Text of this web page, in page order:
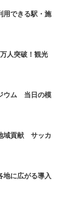
用できる駅・施
人突破！観光
ウム 当日の模
域貢献 サッカ
に広がる導入